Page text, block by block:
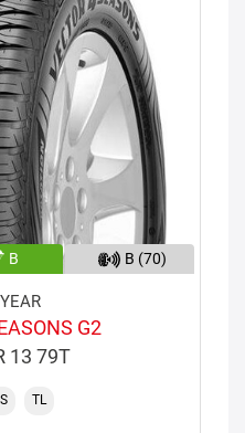
B B (70)
G2
13 79T
TL